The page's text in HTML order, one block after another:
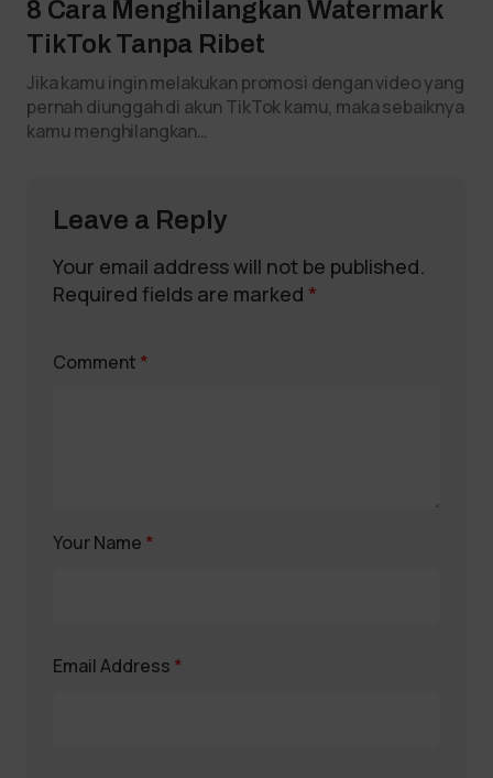
8 Cara Menghilangkan Watermark
TikTok Tanpa Ribet
Jika kamu ingin melakukan promosi dengan video yang
pernah diunggah di akun TikTok kamu, maka sebaiknya
kamu menghilangkan…
Leave a Reply
Your email address will not be published.
Required fields are marked *
Comment *
Your Name *
Email Address *